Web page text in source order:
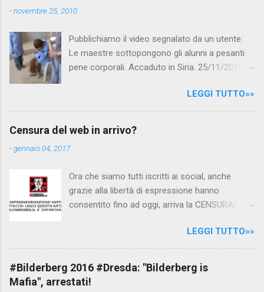
-novembre 25, 2010
Pubblichiamo il video segnalato da un utente:
Le maestre sottopongono gli alunni a pesanti
pene corporali. Accaduto in Siria. 25/11/2010
Canale 5 "Forum" si è interessato al caso,
interpellando prontamente l'ambasciata siriana,
per fare luce sulla vicenda: è emerso che il
scuola. LEGGI IL SERVIZIO . staff
nocensura.com Condividi su Facebook
LEGGI TUTTO»»
Censura del web in arrivo?
-gennaio 04, 2017
Ora che siamo tutti iscritti ai social, anche
grazie alla libertà di espressione hanno
consentito fino ad oggi, arriva la CENSURA!
politica rispediti al mittente dai cittadini - perché
censurare avrebbe fatto perdere troppi
consensi ai vari governi - la CENSURA potrebbe
arrivare dall'Antitrust, ovvero l' Autorità garante
LEGGI TUTTO»»
#Bilderberg 2016 #Dresda: "Bilderberg is
Mafia", arrestati!